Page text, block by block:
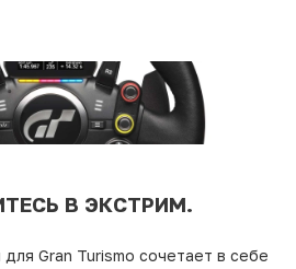
В ЭКСТРИМ.
Gran Turismo сочетает в себе